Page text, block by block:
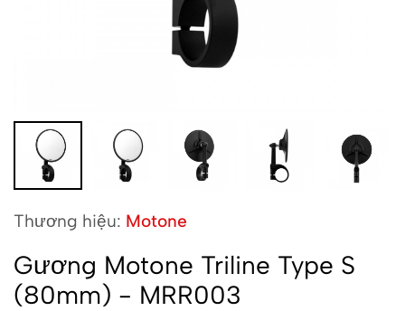
Thương hiệu: Motone
Gương Motone Triline Type S
(80mm) - MRR003